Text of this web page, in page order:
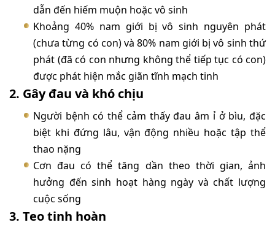
dẫn đến hiếm muộn hoặc vô sinh
Khoảng 40% nam giới bị vô sinh nguyên phát
(chưa từng có con) và 80% nam giới bị vô sinh thứ
phát (đã có con nhưng không thể tiếp tục có con)
được phát hiện mắc giãn tĩnh mạch tinh
2. Gây đau và khó chịu
Người bệnh có thể cảm thấy đau âm ỉ ở bìu, đặc
biệt khi đứng lâu, vận động nhiều hoặc tập thể
thao nặng
Cơn đau có thể tăng dần theo thời gian, ảnh
hưởng đến sinh hoạt hàng ngày và chất lượng
cuộc sống
3. Teo tinh hoàn